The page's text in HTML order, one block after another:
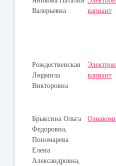
Валерьевна
вариант
Рождественская
Людмила
Викторовна
вариант
Брыксина Ольга
Федоровна,
Пономарева
Елена
Александровна,